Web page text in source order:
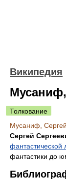
Википедия
Толкование
Мусаниф,
Сергей
фантастической
фантастики до